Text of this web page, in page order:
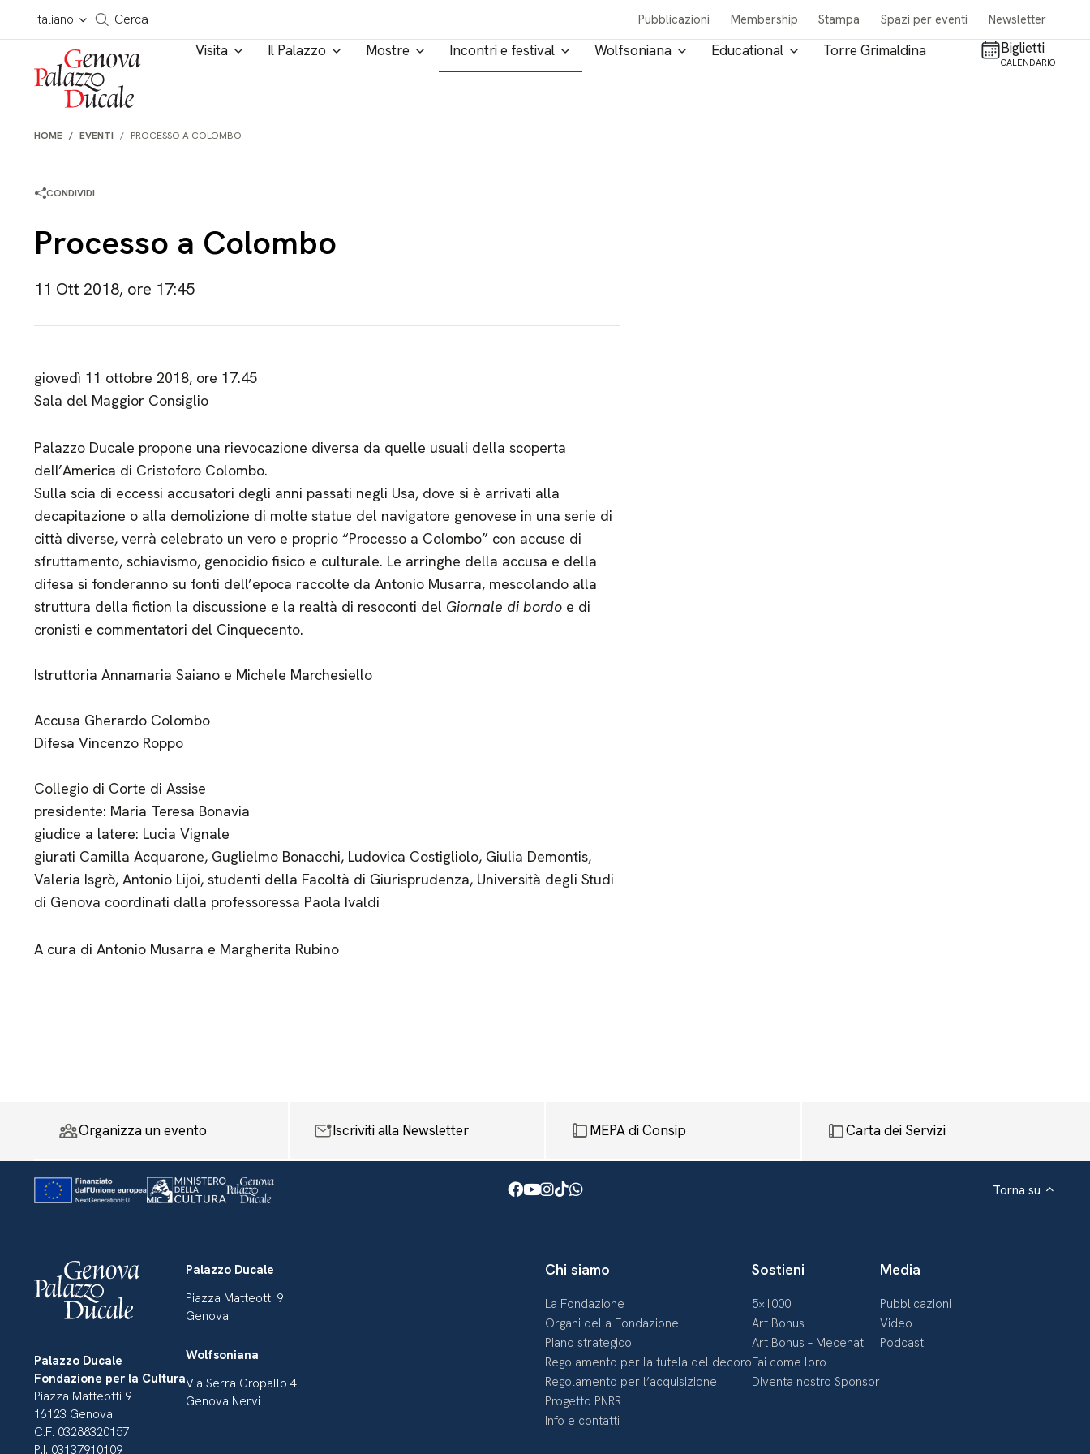
Salta al contenuto
Italiano
Cerca in tutto il sito
Cerca Pubblicazioni Membership Stampa Spazi per eventi Newsletter
Visita Il Palazzo Mostre Incontri e festival Wolfsoniana Educational Torre Grimaldina Biglietti
CALENDARIO
HOME EVENTI PROCESSO A COLOMBO
CONDIVIDI
Processo a Colombo
11 Ott 2018, ore 17:45
giovedì 11 ottobre 2018, ore 17.45
Sala del Maggior Consiglio
Palazzo Ducale propone una rievocazione diversa da quelle usuali della scoperta
dell’America di Cristoforo Colombo.
Sulla scia di eccessi accusatori degli anni passati negli Usa, dove si è arrivati alla
decapitazione o alla demolizione di molte statue del navigatore genovese in una serie di
città diverse, verrà celebrato un vero e proprio “Processo a Colombo” con accuse di
sfruttamento, schiavismo, genocidio fisico e culturale. Le arringhe della accusa e della
difesa si fonderanno su fonti dell’epoca raccolte da Antonio Musarra, mescolando alla
struttura della fiction la discussione e la realtà di resoconti del Giornale di bordoe di
cronisti e commentatori del Cinquecento.
Istruttoria Annamaria Saiano e Michele Marchesiello
Accusa Gherardo Colombo
Difesa Vincenzo Roppo
Collegio di Corte di Assise
presidente: Maria Teresa Bonavia
giudice a latere: Lucia Vignale
giurati Camilla Acquarone, Guglielmo Bonacchi, Ludovica Costigliolo, Giulia Demontis,
Valeria Isgrò, Antonio Lijoi, studenti della Facoltà di Giurisprudenza, Università degli Studi
di Genova coordinati dalla professoressa Paola Ivaldi
A cura di Antonio Musarra e Margherita Rubino
Organizza un evento Iscriviti alla Newsletter MEPA di Consip Carta dei Servizi
Facebook
Youtube
Instagram
TikTok
WhatsApp Torna su
Palazzo Ducale
Fondazione per la Cultura
Piazza Matteotti 9
16123 Genova
C.F. 03288320157
P.I. 03137910109
Palazzo Ducale
Piazza Matteotti 9
Genova
Wolfsoniana
Via Serra Gropallo 4
Genova Nervi
Chi siamo
La Fondazione
Organi della Fondazione
Piano strategico
Regolamento per la tutela del decoro
Regolamento per l’acquisizione
Progetto PNRR
Info e contatti
Sostieni
5×1000
Art Bonus
Art Bonus – Mecenati
Fai come loro
Diventa nostro Sponsor
Media
Pubblicazioni
Video
Podcast